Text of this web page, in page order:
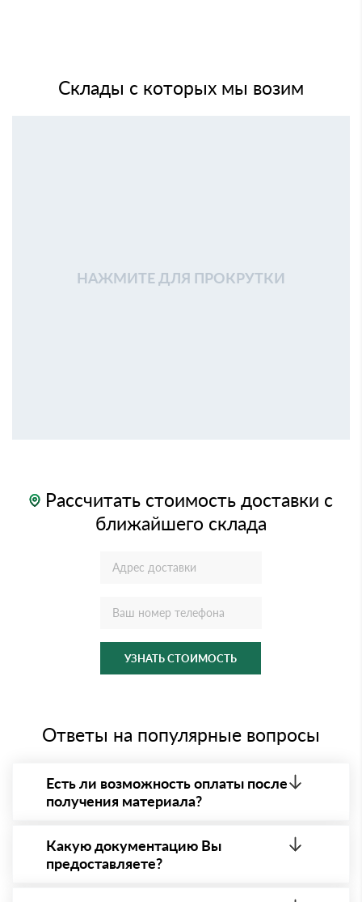
Склады с которых мы возим
НАЖМИТЕ ДЛЯ ПРОКРУТКИ
Рассчитать стоимость доставки с
ближайшего склада
УЗНАТЬ СТОИМОСТЬ
Ответы на популярные вопросы
Есть ли возможность оплаты после
получения материала?
- оплата по факту получения товара. При этом,
если доставленный товар был ненадлежащего
качества, то Вы вправе от него отказаться.
Какую документацию Вы
предоставляете?